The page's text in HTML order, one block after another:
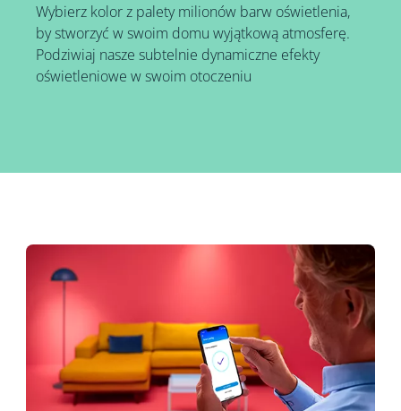
Wybierz kolor z palety milionów barw oświetlenia,
by stworzyć w swoim domu wyjątkową atmosferę.
Podziwiaj nasze subtelnie dynamiczne efekty
oświetleniowe w swoim otoczeniu